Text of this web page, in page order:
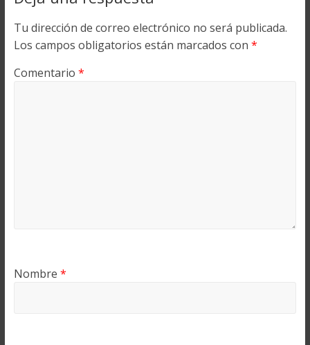
Tu dirección de correo electrónico no será publicada.
Los campos obligatorios están marcados con *
Comentario *
Nombre *